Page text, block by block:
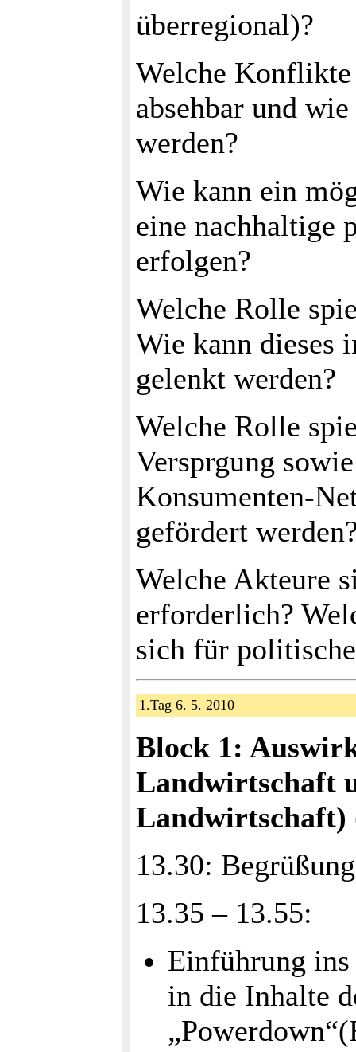
überregional)?
Welche
absehbar und
werden?
Wie kann ein
eine nachhaltige
erfolgen?
Welche Rolle
Wie kann dieses
gelenkt werden?
Welche Rolle
Versprgung
Konsumenten-
gefördert
Welche Akteure
erforderlich?
sich für
1.Tag 6. 5. 2010
Block 1:
Landwirtschaft
Landwirtschaft)
13.30: Begrüßung
13.35 – 13.55:
Einführung
in die Inhalte